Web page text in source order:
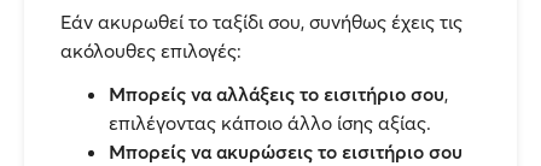
Εάν ακυρωθεί το ταξίδι σου, συνήθως έχεις τις
ακόλουθες επιλογές:
Μπορείς να αλλάξεις το εισιτήριο σου,
επιλέγοντας κάποιο άλλο ίσης αξίας.
Μπορείς να ακυρώσεις το εισιτήριο σου